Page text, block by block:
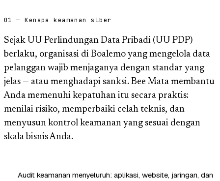
01 — Kenapa keamanan siber
Sejak UU Perlindungan Data Pribadi (UU PDP)
berlaku, organisasi di Boalemo yang mengelola data
pelanggan wajib menjaganya dengan standar yang
jelas — atau menghadapi sanksi. Bee Mata membantu
Anda memenuhi kepatuhan itu secara praktis:
menilai risiko, memperbaiki celah teknis, dan
menyusun kontrol keamanan yang sesuai dengan
skala bisnis Anda.
Audit keamanan menyeluruh: aplikasi, website, jaringan, dan